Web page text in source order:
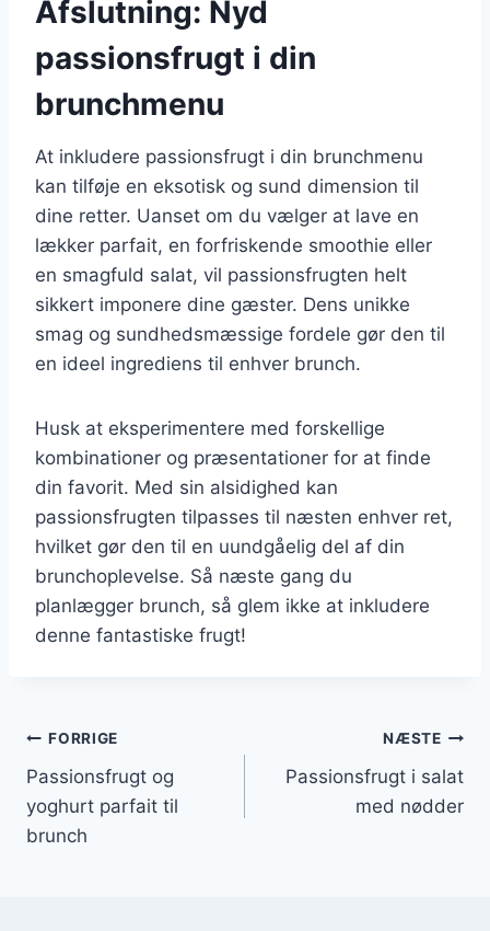
Afslutning: Nyd
passionsfrugt i din
brunchmenu
At inkludere passionsfrugt i din brunchmenu
kan tilføje en eksotisk og sund dimension til
dine retter. Uanset om du vælger at lave en
lækker parfait, en forfriskende smoothie eller
en smagfuld salat, vil passionsfrugten helt
sikkert imponere dine gæster. Dens unikke
smag og sundhedsmæssige fordele gør den til
en ideel ingrediens til enhver brunch.
Husk at eksperimentere med forskellige
kombinationer og præsentationer for at finde
din favorit. Med sin alsidighed kan
passionsfrugten tilpasses til næsten enhver ret,
hvilket gør den til en uundgåelig del af din
brunchoplevelse. Så næste gang du
planlægger brunch, så glem ikke at inkludere
denne fantastiske frugt!
Indlægsnavigation
FORRIGE
Passionsfrugt og
yoghurt parfait til
brunch
NÆSTE
Passionsfrugt i salat
med nødder